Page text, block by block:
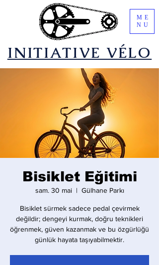
​INITIATIVE VÉLO
ME
NU
Bisiklet Eğitimi
sam. 30 mai
  |
Gülhane Parkı
Bisiklet sürmek sadece pedal çevirmek
değildir; dengeyi kurmak, doğru teknikleri
öğrenmek, güven kazanmak ve bu özgürlüğü
günlük hayata taşıyabilmektir.